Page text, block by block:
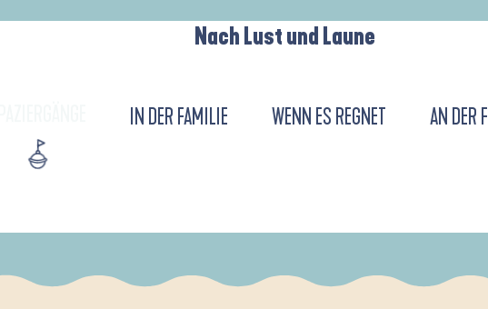
Nach Lust und Laune
IN DER FAMILIE WENN ES REGNET AN DER